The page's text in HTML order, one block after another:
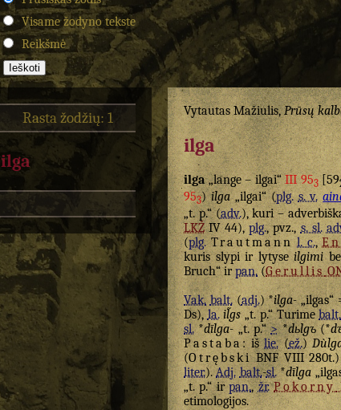
Visame žodyno tekste
Reikšmė
Rasta žodžių: 1
ilga
Vytautas Mažiulis,Prūsų
ilga
ilga„lange – ilgai“III 953[59
953)ilga„ilgai“ (plg. s. v.
„t. p.“ (adv.), kuri –
LKŽIV 44),plg., pvz.,s. sl.
(plg. Trautmann l. c.,
kuris slypi ir lytyseilgimi
Bruch“ irpan.(Gerullis
Vak. balt.(adj.) *ilga-„ilgas“
Ds),la. il̃gs„t. p.“ Turimebalt.
sl.*dīlga-„t. p.“>*dьlgъ(*
Pastaba: išlie.(ež.)
(OtrębskiBNF VIII 280t.)
liter.).Adj. balt.-sl.*dīlga
„t. p.“ irpan.,žr. Pokorny
etimologijos.